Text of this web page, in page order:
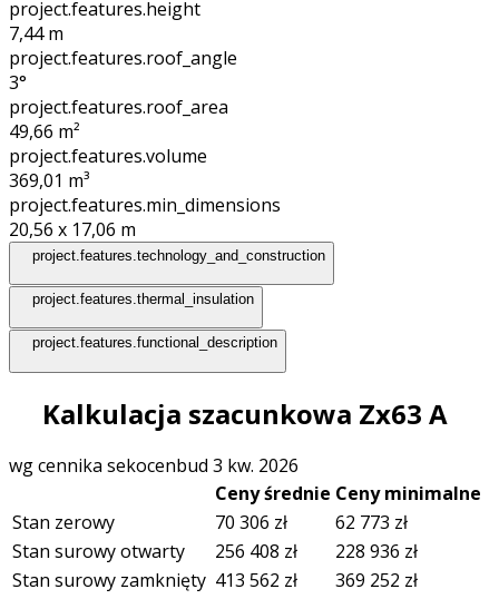
project.features.height
7,44m
project.features.roof_angle
3°
project.features.roof_area
49,66 m²
project.features.volume
369,01 m³
project.features.min_dimensions
20,56 x 17,06 m
project.features.technology_and_construction
project.features.thermal_insulation
project.features.functional_description
Kalkulacja szacunkowa Zx63 A
wg cennika sekocenbud 3 kw. 2026
Ceny średnie Ceny minimalne
Stan zerowy
70 306 zł 62 773 zł
Stan surowy otwarty
256 408 zł 228 936 zł
Stan surowy zamknięty 413 562 zł 369 252 zł